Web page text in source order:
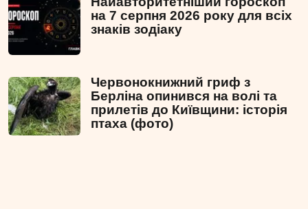
на 7 серпня 2026 року для всіх
знаків зодіаку
Червонокнижний гриф з
Берліна опинився на волі та
прилетів до Київщини: історія
птаха (фото)